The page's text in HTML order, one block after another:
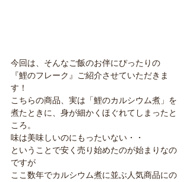
今回は、そんなご飯のお伴にぴったりの
『鯉のフレーク』ご紹介させていただきま
す！
こちらの商品、実は「鯉のカルシウム煮」を
煮たときに、身が細かくほぐれてしまったと
ころ。
味は美味しいのにもったいない・・
ということで安く売り始めたのが始まりなの
ですが
ここ数年でカルシウム煮に並ぶ人気商品にの